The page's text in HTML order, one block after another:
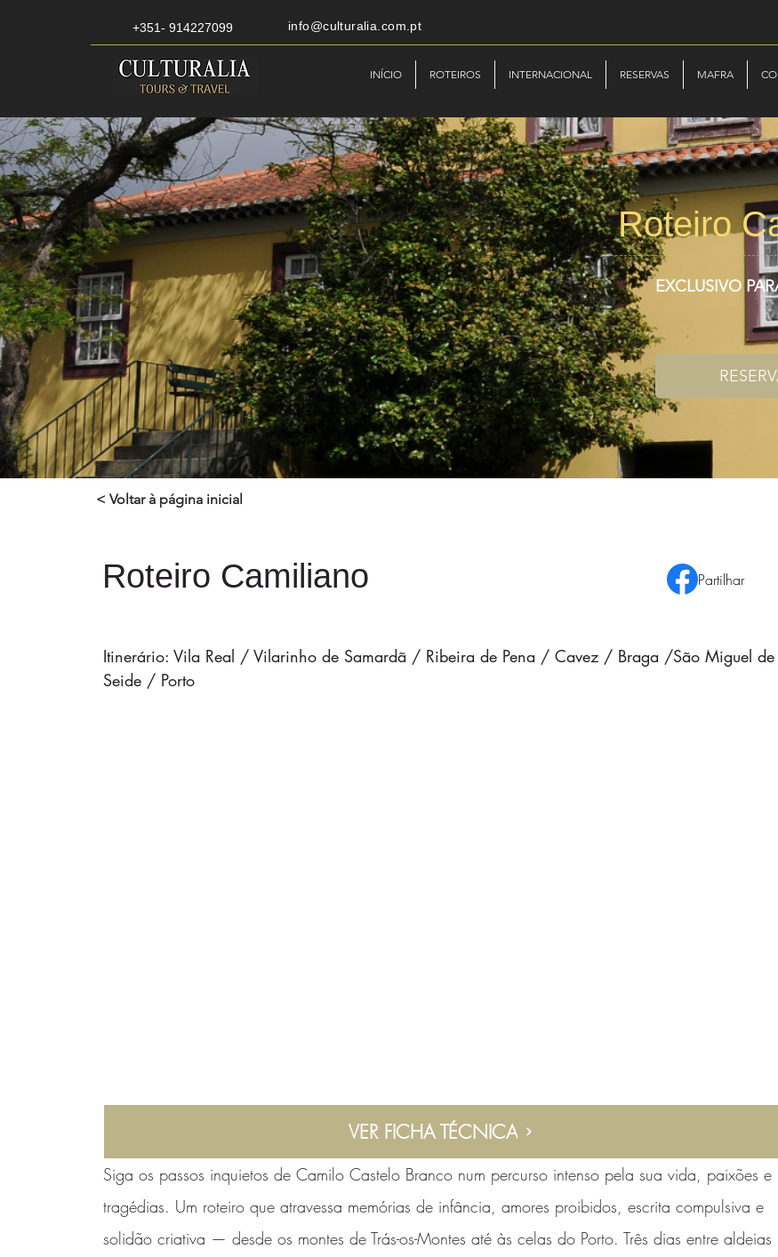
+351- 914227099 info@culturalia.com.pt
INÍCIO ROTEIROS INTERNACIONAL RESERVAS MAFRA
Roteiro
EXCLUSIVO
Partilhar
< Voltar à página inicial
Roteiro Camiliano
Itinerário: Vila Real / Vilarinho de Samardã / Ribeira de Pena / Cavez / Braga /São Miguel de
Seide / Porto
VER FICHA TÉCNICA
Siga os passos inquietos de Camilo Castelo Branco num percurso intenso pela sua vida, paixões e
tragédias. Um roteiro que atravessa memórias de infância, amores proibidos, escrita compulsiva e
solidão criativa — desde os montes de Trás-os-Montes até às celas do Porto. Três dias entre aldeias